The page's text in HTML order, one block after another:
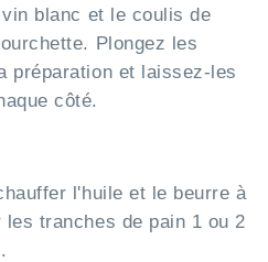
blanc et le coulis de
Plongez les
préparation et laissez-les
côté.
l'huile et le beurre à
tranches de pain 1 ou 2